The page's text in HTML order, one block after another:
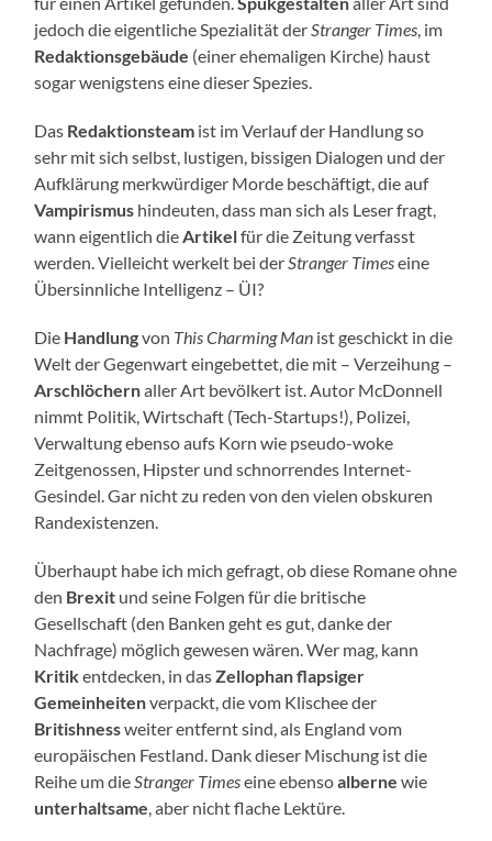
jedoch die eigentliche Spezialität derStranger Times, im
Redaktionsgebäude (einer ehemaligen Kirche) haust
sogar wenigstens eine dieser Spezies.
Das Redaktionsteam ist im Verlauf der Handlung so
sehr mit sich selbst, lustigen, bissigen Dialogen und der
Aufklärung merkwürdiger Morde beschäftigt, die auf
Vampirismus hindeuten, dass man sich als Leser fragt,
wann eigentlich dieArtikelfür die Zeitung verfasst
werden. Vielleicht werkelt bei derStranger Timeseine
Übersinnliche Intelligenz – ÜI?
Die Handlungvon This Charming Man ist geschickt in die
Welt der Gegenwart eingebettet, die mit – Verzeihung –
Arschlöchernaller Art bevölkert ist. Autor McDonnell
nimmt Politik, Wirtschaft (Tech-Startups!), Polizei,
Verwaltung ebenso aufs Korn wie pseudo-woke
Zeitgenossen, Hipster und schnorrendes Internet-
Gesindel. Gar nicht zu reden von den vielen obskuren
Randexistenzen.
Überhaupt habe ich mich gefragt, ob diese Romane ohne
den Brexit und seine Folgen für die britische
Gesellschaft (den Banken geht es gut, danke der
Nachfrage) möglich gewesen wären. Wer mag, kann
Kritikentdecken, in dasZellophan flapsiger
Gemeinheitenverpackt, die vom Klischee der
Britishnessweiter entfernt sind, als England vom
europäischen Festland. Dank dieser Mischung ist die
Reihe um dieStranger Timeseine ebensoalbernewie
unterhaltsame, aber nicht flache Lektüre.